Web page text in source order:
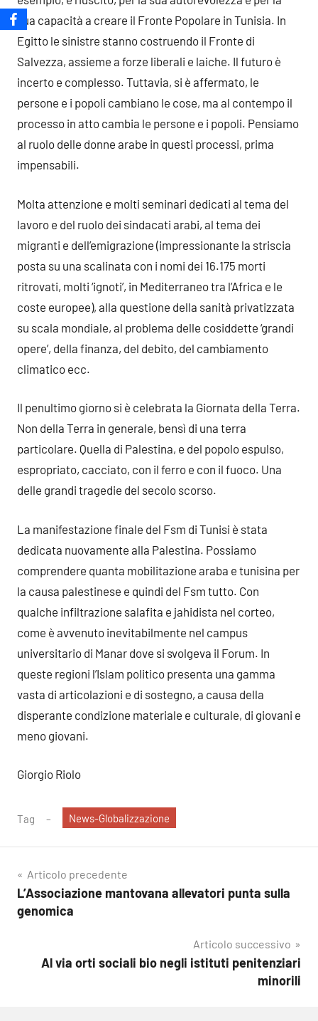
sua capacità a creare il Fronte Popolare in Tunisia. In
Egitto le sinistre stanno costruendo il Fronte di
Salvezza, assieme a forze liberali e laiche. Il futuro è
incerto e complesso. Tuttavia, si è affermato, le
persone e i popoli cambiano le cose, ma al contempo il
processo in atto cambia le persone e i popoli. Pensiamo
al ruolo delle donne arabe in questi processi, prima
impensabili.
Molta attenzione e molti seminari dedicati al tema del
lavoro e del ruolo dei sindacati arabi, al tema dei
migranti e dell’emigrazione (impressionante la striscia
posta su una scalinata con i nomi dei 16.175 morti
ritrovati, molti ‘ignoti’, in Mediterraneo tra l’Africa e le
coste europee), alla questione della sanità privatizzata
su scala mondiale, al problema delle cosiddette ‘grandi
opere’, della finanza, del debito, del cambiamento
climatico ecc.
Il penultimo giorno si è celebrata la Giornata della Terra.
Non della Terra in generale, bensì di una terra
particolare. Quella di Palestina, e del popolo espulso,
espropriato, cacciato, con il ferro e con il fuoco. Una
delle grandi tragedie del secolo scorso.
La manifestazione finale del Fsm di Tunisi è stata
dedicata nuovamente alla Palestina. Possiamo
comprendere quanta mobilitazione araba e tunisina per
la causa palestinese e quindi del Fsm tutto. Con
qualche infiltrazione salafita e jahidista nel corteo,
come è avvenuto inevitabilmente nel campus
universitario di Manar dove si svolgeva il Forum. In
queste regioni l’Islam politico presenta una gamma
vasta di articolazioni e di sostegno, a causa della
disperante condizione materiale e culturale, di giovani e
meno giovani.
Giorgio Riolo
Tag News-Globalizzazione
Navigazione
articoli
Articolo precedente
L’Associazione mantovana allevatori punta sulla
genomica
Articolo successivo
Al via orti sociali bio negli istituti penitenziari
minorili